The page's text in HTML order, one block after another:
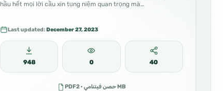
hầu hết mọi lời cầu xin tụng niệm quan trọng mà…
Last updated:December 27, 2023
948 0 40
PDFحصن فيتنامي · 2 MB